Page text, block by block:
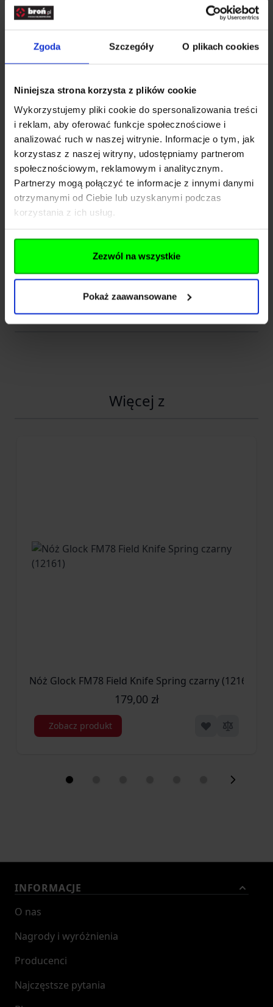
Zgoda Szczegóły O plikach cookies
Niniejsza strona korzysta z plików cookie
Wykorzystujemy pliki cookie do spersonalizowania treści
i reklam, aby oferować funkcje społecznościowe i
analizować ruch w naszej witrynie. Informacje o tym, jak
korzystasz z naszej witryny, udostępniamy partnerom
społecznościowym, reklamowym i analitycznym.
Partnerzy mogą połączyć te informacje z innymi danymi
otrzymanymi od Ciebie lub uzyskanymi podczas
korzystania z ich usług.
Zezwól na wszystkie
Pokaż zaawansowane
(przeznaczenie)
Długość głowni [mm]
82
Długość po złożeniu
Grubość głowni [mm]
2,3
Masa [g]
71
Producent
Benchmade, USA
Rozwiń opis
Dane techniczne
KOL.136-844
EAN
610953212339
Pliki do pobrania
Więcej z
Nóż Glock FM78 Field Knife Spring czarny (12161)
179,00 zł
Zobacz produkt
INFORMACJE
O nas
Nagrody i wyróżnienia
Producenci
Najczęstsze pytania